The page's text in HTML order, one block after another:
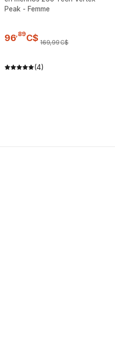
Peak - Femme
96,89C$ 169,99C$
(4)